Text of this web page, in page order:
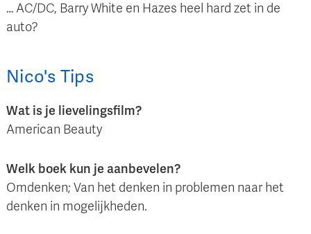
… AC/DC, Barry White en Hazes heel hard zet in de
auto?
Nico's Tips
Wat is je lievelingsfilm?
American Beauty
Welk boek kun je aanbevelen?
Omdenken; Van het denken in problemen naar het
denken in mogelijkheden.